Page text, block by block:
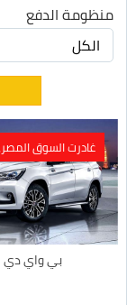
منظومة الدفع
غادرت السوق
بي واي دي S5